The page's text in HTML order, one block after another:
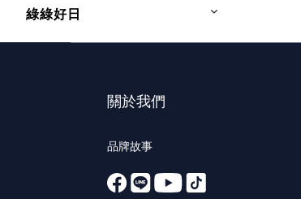
綠綠好日
關於我們
品牌故事